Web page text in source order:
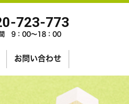
723-773
間 9：00～18：00
お問い合わせ